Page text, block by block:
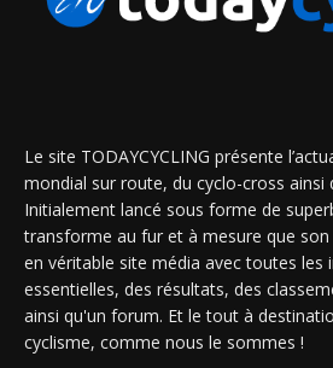
Le site TODAYCYCLING présente
mondial sur route, du cyclo-cross ainsi
Initialement lancé sous forme de
transforme au fur et à mesure que
en véritable site média avec toutes les
essentielles, des résultats, des
ainsi qu'un forum. Et le tout à
cyclisme, comme nous le sommes !